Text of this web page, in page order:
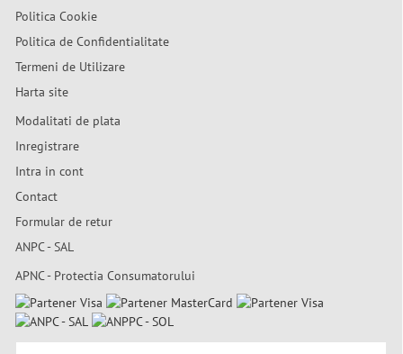
Politica Cookie
Politica de Confidentialitate
Termeni de Utilizare
Harta site
Modalitati de plata
Inregistrare
Intra in cont
Contact
Formular de retur
ANPC - SAL
APNC - Protectia Consumatorului